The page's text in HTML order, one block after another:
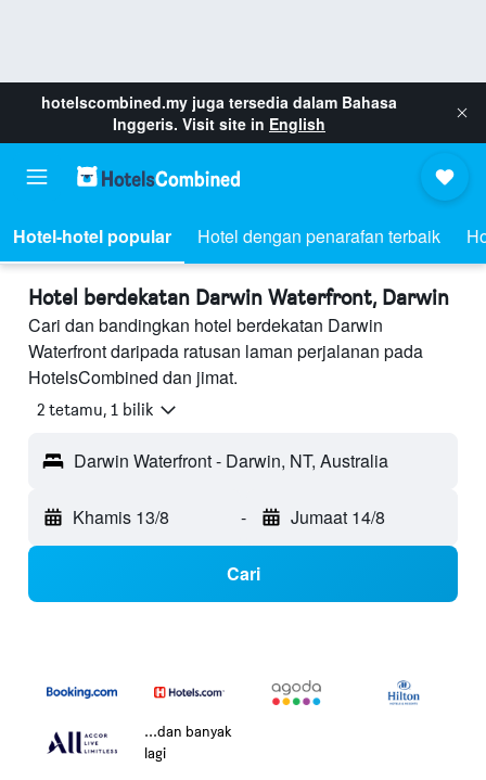
hotelscombined.my juga tersedia dalam Bahasa
Inggeris. Visit site in English
Hotel-hotel popular Hotel dengan penarafan terbaik
Hotel berdekatan Darwin Waterfront, Darwin
Cari dan bandingkan hotel berdekatan Darwin
Waterfront daripada ratusan laman perjalanan pada
HotelsCombined dan jimat.
2 tetamu, 1 bilik
Darwin Waterfront - Darwin, NT, Australia
Khamis 13/8 - Jumaat 14/8
Cari
...dan banyak
lagi